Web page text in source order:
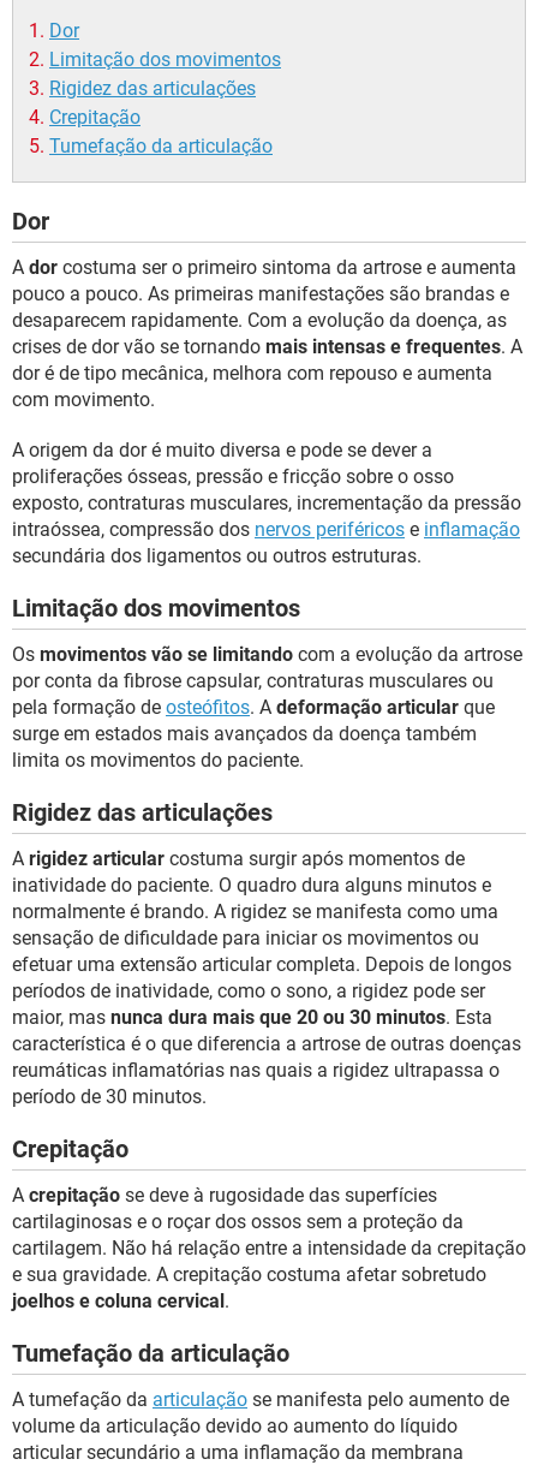
Dor
Limitação dos movimentos
Rigidez das articulações
Crepitação
Tumefação da articulação
Dor
A dor costuma ser o primeiro sintoma da artrose e aumenta
pouco a pouco. As primeiras manifestações são brandas e
desaparecem rapidamente. Com a evolução da doença, as
crises de dor vão se tornando mais intensas e frequentes. A
dor é de tipo mecânica, melhora com repouso e aumenta
com movimento.
A origem da dor é muito diversa e pode se dever a
proliferações ósseas, pressão e fricção sobre o osso
exposto, contraturas musculares, incrementação da pressão
intraóssea, compressão dos nervos periféricos e inflamação
secundária dos ligamentos ou outros estruturas.
Limitação dos movimentos
Os movimentos vão se limitando com a evolução da artrose
por conta da fibrose capsular, contraturas musculares ou
pela formação de osteófitos. A deformação articular que
surge em estados mais avançados da doença também
limita os movimentos do paciente.
Rigidez das articulações
A rigidez articular costuma surgir após momentos de
inatividade do paciente. O quadro dura alguns minutos e
normalmente é brando. A rigidez se manifesta como uma
sensação de dificuldade para iniciar os movimentos ou
efetuar uma extensão articular completa. Depois de longos
períodos de inatividade, como o sono, a rigidez pode ser
maior, mas nunca dura mais que 20 ou 30 minutos. Esta
característica é o que diferencia a artrose de outras doenças
reumáticas inflamatórias nas quais a rigidez ultrapassa o
período de 30 minutos.
Crepitação
A crepitação se deve à rugosidade das superfícies
cartilaginosas e o roçar dos ossos sem a proteção da
cartilagem. Não há relação entre a intensidade da crepitação
e sua gravidade. A crepitação costuma afetar sobretudo
joelhos e coluna cervical.
Tumefação da articulação
A tumefação da articulação se manifesta pelo aumento de
volume da articulação devido ao aumento do líquido
articular secundário a uma inflamação da membrana